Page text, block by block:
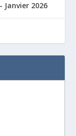
2026